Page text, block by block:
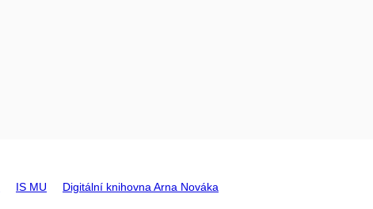
IS MU Digitální knihovna Arna Nováka